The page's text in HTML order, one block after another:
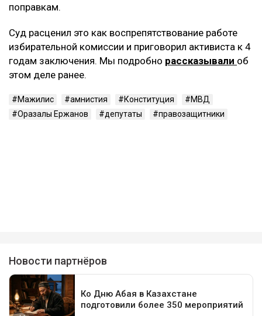
поправкам.
Суд расценил это как воспрепятствование работе
избирательной комиссии и приговорил активиста к 4
годам заключения. Мы подробно рассказывали об
этом деле ранее.
Мажилис амнистия Конституция
МВД
Оразалы Ержанов
депутаты правозащитники